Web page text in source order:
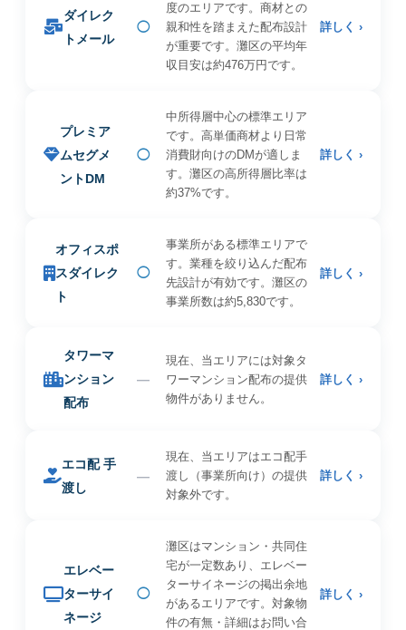
ダイレク
トメール
◯
度のエリアです。商材との
親和性を踏まえた配布設計
が重要です。灘区の平均年
収目安は約476万円です。
詳しく ›
プレミア
ムセグメ
ントDM
◯
中所得層中心の標準エリア
です。高単価商材より日常
消費財向けのDMが適しま
す。灘区の高所得層比率は
約37%です。
詳しく ›
オフィスポ
スダイレク
ト
◯
事業所がある標準エリアで
す。業種を絞り込んだ配布
先設計が有効です。灘区の
事業所数は約5,830です。
詳しく ›
タワーマ
ンション
配布
—
現在、当エリアには対象タ
ワーマンション配布の提供
物件がありません。
詳しく ›
エコ配 手
渡し
—
現在、当エリアはエコ配手
渡し（事業所向け）の提供
対象外です。
詳しく ›
エレベー
ターサイ
ネージ
◯
灘区はマンション・共同住
宅が一定数あり、エレベー
ターサイネージの掲出余地
があるエリアです。対象物
件の有無・詳細はお問い合
詳しく ›